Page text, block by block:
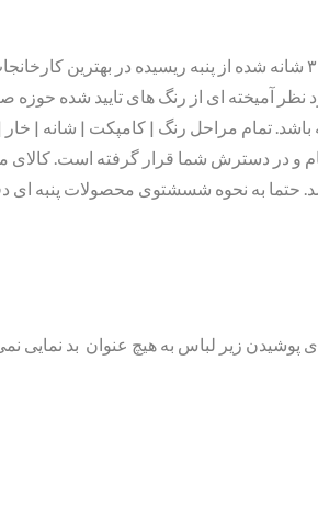
محصول موجود تهیه شده از الیاف طبیعی نخ پنبه ۳۰ شانه شده از پنبه ریسیده در
نظر آمیخته ای از رنگ های تایید شده
تمام مراحل رنگ | کامپکت | شانه | خار
و در دسترش شما قرار گرفته است. کالای
حتما به نحوه شسشتوی محصولات پنبه ای
زیر لباس به هیچ عنوان بد نمایی